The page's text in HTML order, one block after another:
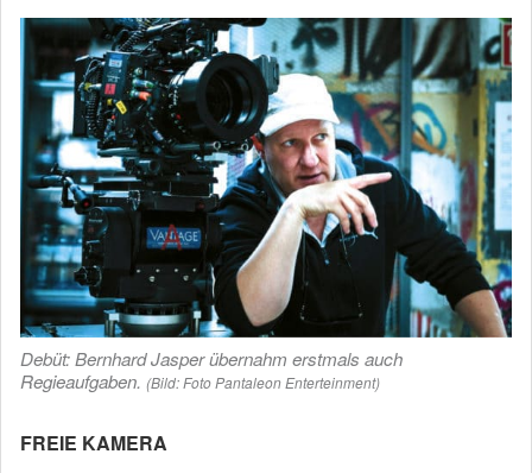
Debüt: Bernhard Jasper übernahm erstmals auch
Regieaufgaben. (Bild: Foto Pantaleon Enterteinment)
FREIE KAMERA